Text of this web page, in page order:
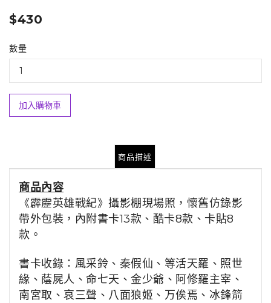
$430
數量
加入購物車
商品描述
商品內容
《霹靂英雄戰紀》攝影棚現場照，懷舊仿錄影
帶外包裝，內附書卡13款、酷卡8款、卡貼8
款。
書卡收錄： 風采鈴、 秦假仙 、 等活天羅 、照世
緣、 蔭屍人 、 命七天 、 金少爺 、 阿修羅主宰 、
南宮取 、 哀三聲 、 八面狼姬 、 万俟焉 、 冰鋒箭